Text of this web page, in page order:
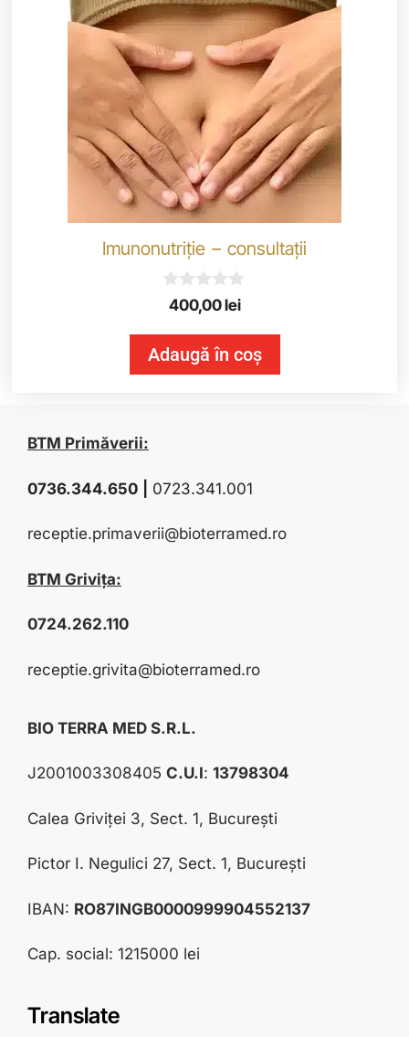
Imunonutriție – consultații
u
t
o
f
400,00lei
Adaugă în coș
BTM Primăverii:
0736.344.650 0723.341.001
receptie.primaverii@bioterramed.ro
BTM Grivița:
0724.262.110
receptie.grivita@bioterramed.ro
BIO TERRA MED S.R.L.
J2001003308405 C.U.I: 13798304
Calea Griviței 3, Sect. 1, București
Pictor I. Negulici 27, Sect. 1, București
IBAN: RO87INGB0000999904552137
Cap. social: 1215000 lei
Translate